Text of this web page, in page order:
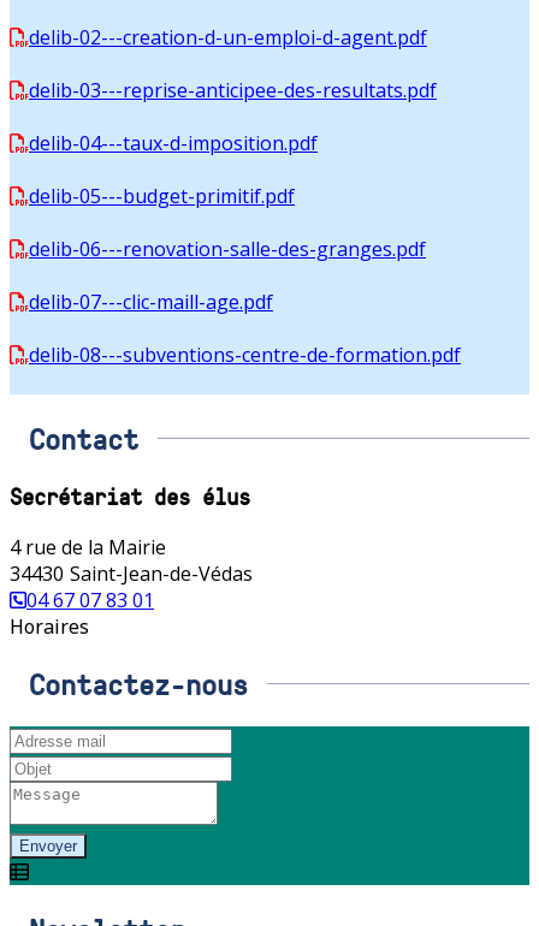
delib-02---creation-d-un-emploi-d-agent.pdf
delib-03---reprise-anticipee-des-resultats.pdf
delib-04---taux-d-imposition.pdf
delib-05---budget-primitif.pdf
delib-06---renovation-salle-des-granges.pdf
delib-07---clic-maill-age.pdf
delib-08---subventions-centre-de-formation.pdf
Contact
Secrétariat des élus
4 rue de la Mairie
34430 Saint-Jean-de-Védas
04 67 07 83 01
Horaires
Contactez-nous
Envoyer